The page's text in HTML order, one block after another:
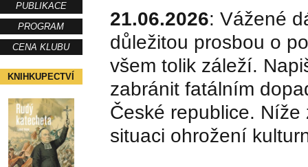
PUBLIKACE
PROGRAM
CENA KLUBU
KNIHKUPECTVÍ
21.06.2026: Vážené
důležitou prosbou o
všem tolik záleží.
zabránit fatálním
České republice.
situaci ohrožení